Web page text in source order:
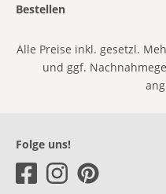
Bestellen
Alle Preise inkl. gesetzl.
und ggf.
Folge uns!